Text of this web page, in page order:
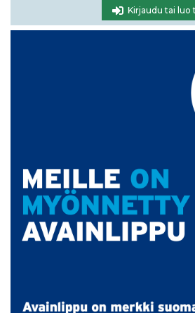
Kirjaudu tai luo